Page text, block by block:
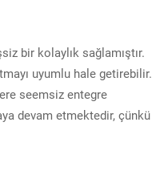
bir kolaylık sağlamıştır.
uyumlu hale getirebilir.
seemsiz entegre
devam etmektedir, çünkü